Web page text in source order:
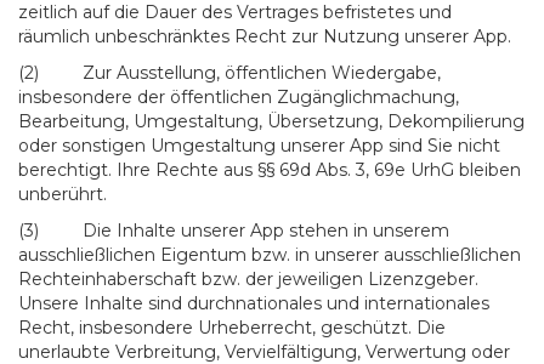
zeitlich auf die Dauer des Vertrages befristetes und
räumlich unbeschränktes Recht zur Nutzung unserer App.
(2) Zur Ausstellung, öffentlichen Wiedergabe,
insbesondere der öffentlichen Zugänglichmachung,
Bearbeitung, Umgestaltung, Übersetzung, Dekompilierung
oder sonstigen Umgestaltung unserer App sind Sie nicht
berechtigt. Ihre Rechte aus §§ 69d Abs. 3, 69e UrhG bleiben
unberührt.
(3) Die Inhalte unserer App stehen in unserem
ausschließlichen Eigentum bzw. in unserer ausschließlichen
Rechteinhaberschaft bzw. der jeweiligen Lizenzgeber.
Unsere Inhalte sind durchnationales und internationales
Recht, insbesondere Urheberrecht, geschützt. Die
unerlaubte Verbreitung, Vervielfältigung, Verwertung oder